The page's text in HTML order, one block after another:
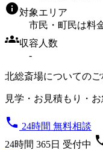
info対象エリア
市民・町民は料
groups収容人数
-
北総斎場についてのご
見学・お見積もり・
phone 24時間 無料相談
24時間 365日 受付中